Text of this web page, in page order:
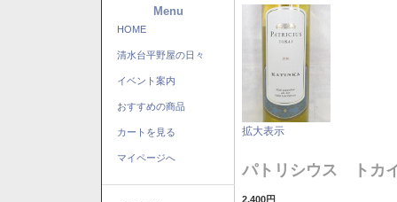
Menu
HOME
清水台平野屋の日々
イベント案内
おすすめの商品
カートを見る
マイページへ
拡大表示
パトリシウス トカ
2,400円